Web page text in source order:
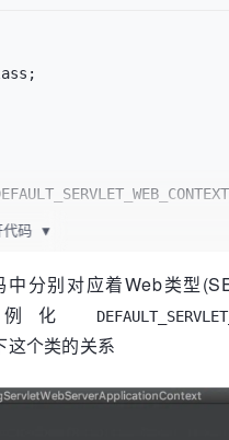
，获取并实例化异
},
执行
方法，广播
代码 ▼
分别对应着Web类型
例化
这个类的关系